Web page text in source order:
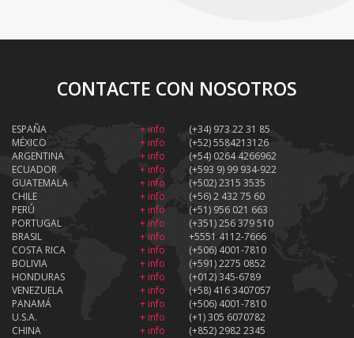
CONTACTE CON NOSOTROS
ESPAÑA
+ info
MÉXICO
+ info
ARGENTINA
+ info
ECUADOR
+ info
GUATEMALA
+ info
CHILE
+ info
PERÚ
+ info
PORTUGAL
+ info
BRASIL
+ info
COSTA RICA
+ info
BOLIVIA
+ info
HONDURAS
+ info
VENEZUELA
+ info
PANAMÁ
+ info
U.S.A.
+ info
CHINA
+ info
(+34) 973 22 31 85
(+52) 5584213126
(+54) 0264 4266962
(+593 9) 99 934-922
(+502) 2315 3535
(+56) 2 432 75 60
(+51) 956 021 663
(+351) 256 379 510
+5551 4112-7666
(+506) 4001-7810
(+591) 2275 0852
(+012) 345-6789
(+58) 416 3407057
(+506) 4001-7810
(+1) 305 6070782
(+852) 2982 2345